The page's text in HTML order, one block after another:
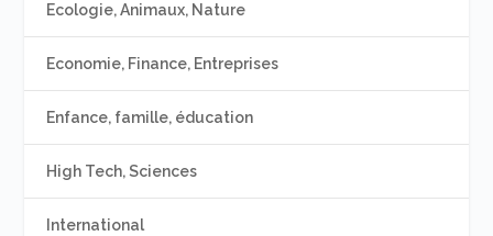
Ecologie, Animaux, Nature
Economie, Finance, Entreprises
Enfance, famille, éducation
High Tech, Sciences
International